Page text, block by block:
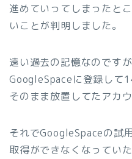
進めていってしまったと
いことが判明しました。
遠い過去の記憶なのです
GoogleSpaceに登録して
そのまま放置してたアカ
それでGoogleSpaceの試
取得ができなくなってい